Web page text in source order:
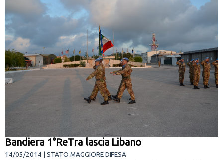
Bandiera 1°ReTra lascia Libano
14/05/2014 | STATO MAGGIORE DIFESA